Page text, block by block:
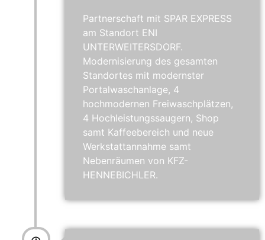
Partnerschaft mit SPAR EXPRESS
am Standort ENI
UNTERWEITERSDORF.
Modernisierung des gesamten
Standortes mit modernster
Portalwaschanlage, 4
hochmodernen Freiwaschplätzen,
4 Hochleistungssaugern, Shop
samt Kaffeebereich und neue
Werkstattannahme samt
Nebenräumen von KFZ-
HENNEBICHLER.